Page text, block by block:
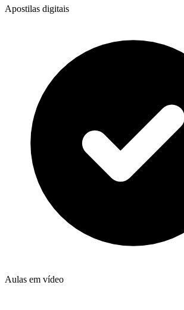
Apostilas digitais
Aulas em vídeo